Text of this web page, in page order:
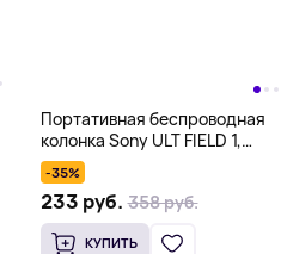
Портативная беспроводная
колонка Sony ULT FIELD 1,
черный
-35%
233 руб. 358 руб.
КУПИТЬ